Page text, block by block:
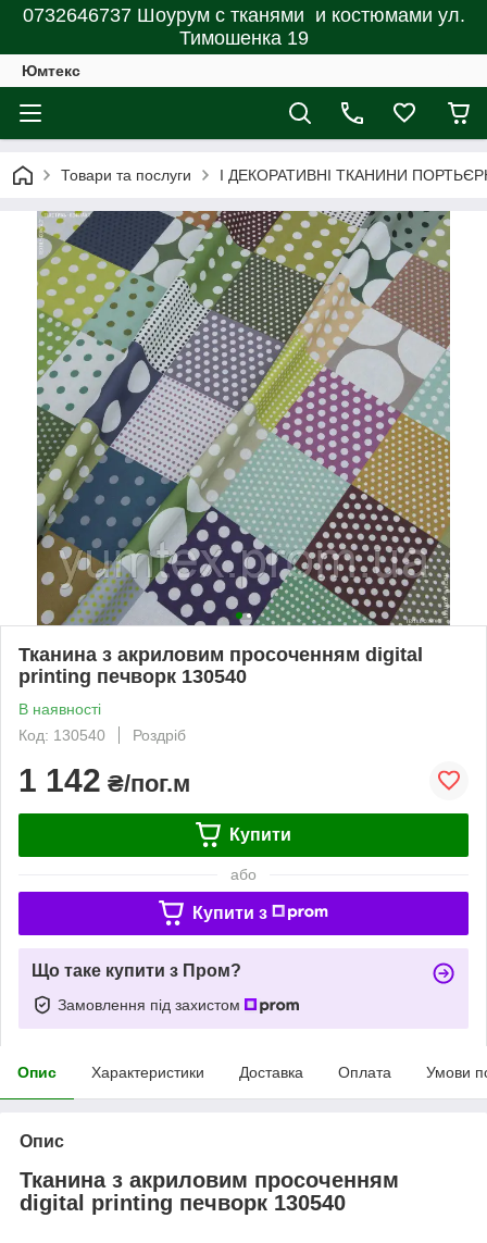
0732646737 Шоурум с тканями и костюмами ул.
Тимошенка 19
Юмтекс
Товари та послуги І ДЕКОРАТИВНІ ТКАНИНИ
Тканина з акриловим просоченням digital
printing печворк 130540
В наявності
Код: 130540
Роздріб
1 142 ₴/пог.м
Купити
або
Купити з
Що таке купити з Пром?
Замовлення під захистом
Опис Характеристики Доставка Оплата Умови
Опис
Тканина з акриловим просоченням
digital printing печворк 130540